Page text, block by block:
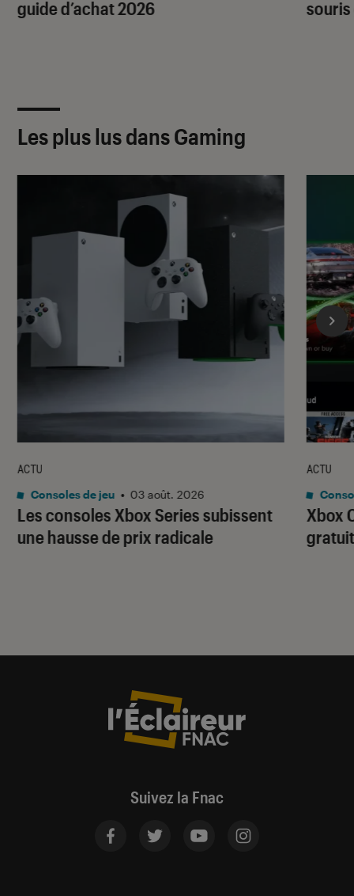
guide d’achat 2026
souris
Les plus lus dans Gaming
Les consoles Xbox Series subissent
une hausse de prix radicale
ACTU
Consoles de jeu • 03 août. 2026
Xbox
ACTU
Suivez la Fnac